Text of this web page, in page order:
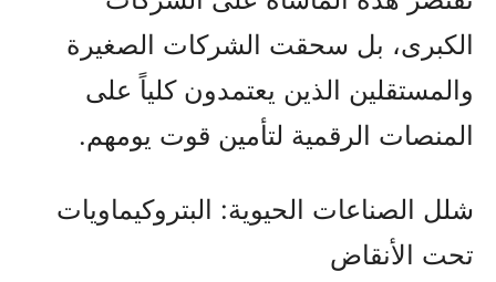
الكبرى، بل سحقت الشركات الصغيرة
والمستقلين الذين يعتمدون كلياً على
المنصات الرقمية لتأمين قوت يومهم.
شلل الصناعات الحيوية: البتروكيماويات
تحت الأنقاض